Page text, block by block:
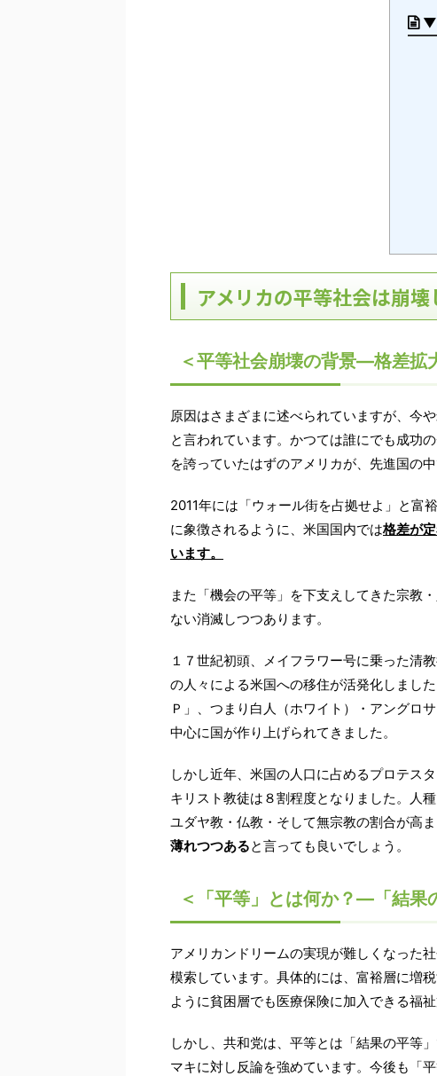
▼
アメリカの平等社会は崩壊
＜平等社会崩壊の背景―格差拡
原因はさまざまに述べられていますが、今
と言われています。かつては誰にでも成功
を誇っていたはずのアメリカが、先進国の
2011年には「ウォール街を占拠せよ」と富
に象徴されるように、米国国内では格差が
います。
また「機会の平等」を下支えしてきた宗教
ない消滅しつつあります。
１７世紀初頭、メイフラワー号に乗った清
の人々による米国への移住が活発化しまし
Ｐ」、つまり白人（ホワイト）・アングロ
中心に国が作り上げられてきました。
しかし近年、米国の人口に占めるプロテス
キリスト教徒は８割程度となりました。人
ユダヤ教・仏教・そして無宗教の割合が高ま
薄れつつあると言っても良いでしょう。
＜「平等」とは何か？―「結果
アメリカンドリームの実現が難しくなった
模索しています。具体的には、富裕層に増
ように貧困層でも医療保険に加入できる福
しかし、共和党は、平等とは「結果の平等
マキに対し反論を強めています。今後も「